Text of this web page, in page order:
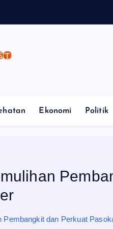
Ekonomi Politik
dan Perkuat